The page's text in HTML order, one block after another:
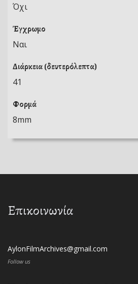
Όχι
Έγχρωμο
Ναι
Διάρκεια (δευτερόλεπτα)
41
Φορμά
8mm
Επικοινωνία
AylonFilmArchives@gmail.com
Follow us